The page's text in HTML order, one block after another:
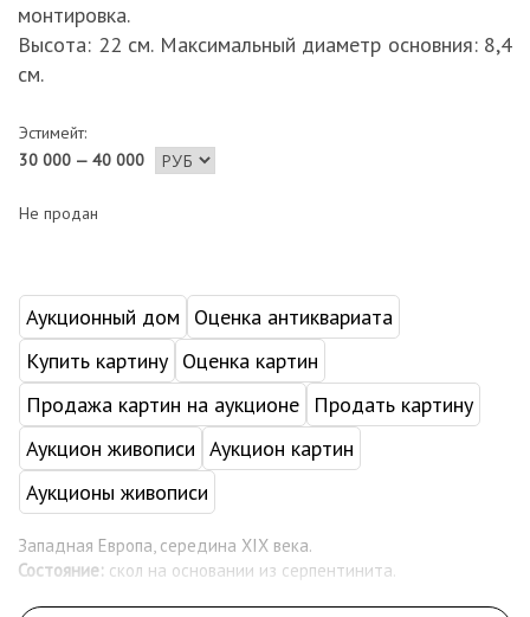
монтировка.
Высота: 22 см. Максимальный диаметр основния: 8,4
см.
Эстимейт:
30 000 — 40 000
Не продан
Аукционный дом
Оценка антиквариата
Купить картину Оценка картин
Продажа картин на аукционе
Продать картину
Аукцион живописи Аукцион картин
Аукционы живописи
Западная Европа, середина XIX века.
Состояние: скол на основании из серпентинита.